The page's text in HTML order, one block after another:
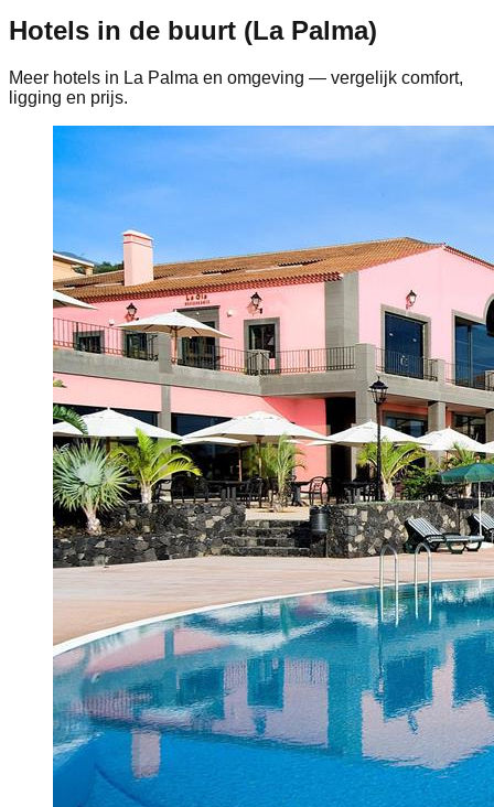
Hotels in de buurt (La Palma)
Meer hotels in La Palma en omgeving — vergelijk comfort,
ligging en prijs.